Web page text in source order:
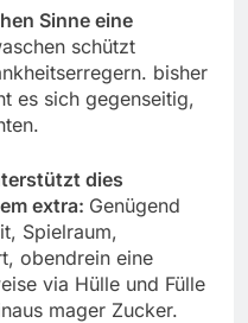
Sinne eine
schützt
bisher
es sich gegenseitig,
dies
extra: Genügend
Spielraum,
obendrein eine
via Hülle und Fülle
mager Zucker.